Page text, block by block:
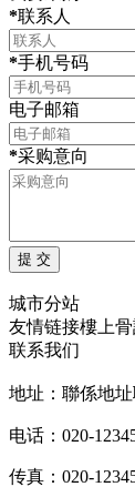
*联系人
*手机号码
电子邮箱
*采购意向
城市分站
友情链接樓上
联系我们
地址：聯係地
电话：020-
传真：020-